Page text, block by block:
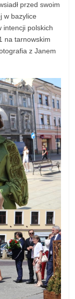
przed swoim
w bazylice
intencji polskich
na tarnowskim
z Janem